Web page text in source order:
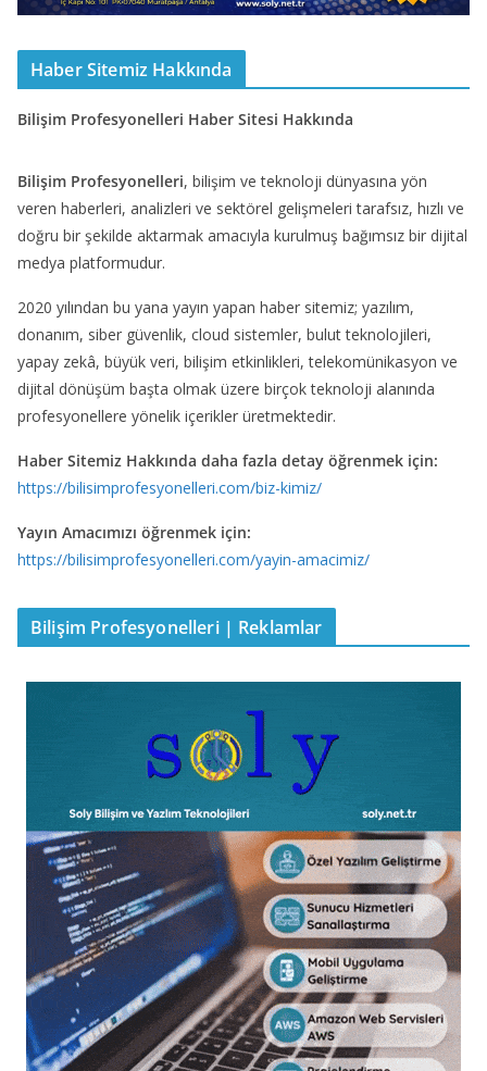
Haber Sitemiz Hakkında
Bilişim Profesyonelleri Haber Sitesi Hakkında
Bilişim Profesyonelleri, bilişim ve teknoloji dünyasına yön
veren haberleri, analizleri ve sektörel gelişmeleri tarafsız, hızlı ve
doğru bir şekilde aktarmak amacıyla kurulmuş bağımsız bir dijital
medya platformudur.
2020 yılından bu yana yayın yapan haber sitemiz; yazılım,
donanım, siber güvenlik, cloud sistemler, bulut teknolojileri,
yapay zekâ, büyük veri, bilişim etkinlikleri, telekomünikasyon ve
dijital dönüşüm başta olmak üzere birçok teknoloji alanında
profesyonellere yönelik içerikler üretmektedir.
Haber Sitemiz Hakkında daha fazla detay öğrenmek için:
https://bilisimprofesyonelleri.com/biz-kimiz/
Yayın Amacımızı öğrenmek için:
https://bilisimprofesyonelleri.com/yayin-amacimiz/
Bilişim Profesyonelleri | Reklamlar